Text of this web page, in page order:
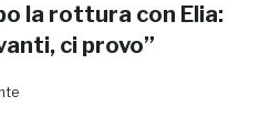
la rottura con Elia:
ci provo”